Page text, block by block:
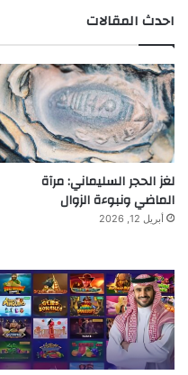
احدث المقالات
لغز الحجر السليماني: مرآة
الماضي ونبوءة الزوال
أبريل 12, 2026